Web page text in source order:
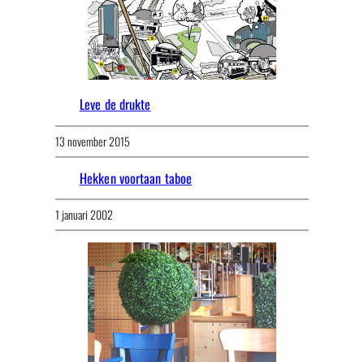
Leve de drukte
13 november 2015
Hekken voortaan taboe
1 januari 2002